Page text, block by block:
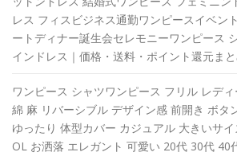
レス フィスビジネス通勤ワンピースイベン
ートディナー誕生会セレモニーワンピース
インドレス｜価格・送料・ポイント還元ま
ワンピース シャツワンピース フリル レデ
綿 麻 リバーシブル デザイン感 前開き ボタ
ゆったり 体型カバー カジュアル 大きいサ
OL お洒落 エレガント 可愛い 20代 30代 40